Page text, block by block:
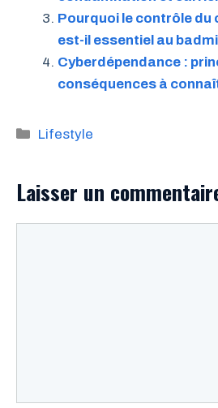
Pourquoi le contrôle du
est-il essentiel au
Cyberdépendance :
conséquences à
Catégories
Lifestyle
Laisser un